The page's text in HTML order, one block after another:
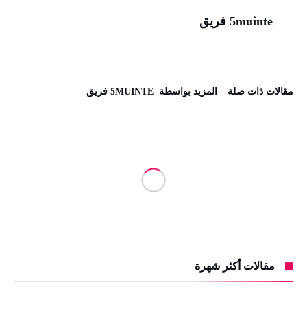
5muinte فريق
‫مقالات ذات صلة‬ ‫‫المزيد بواسطة‬ ‬ 5MUINTE فريق
مقالات أكثر شهرة